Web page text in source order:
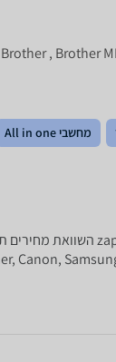
מחשבי All in one